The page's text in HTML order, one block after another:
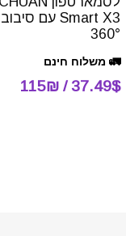
Smart X3 עם סיבוב
360°
🚛 משלוח חינם
37.49$ / 115₪